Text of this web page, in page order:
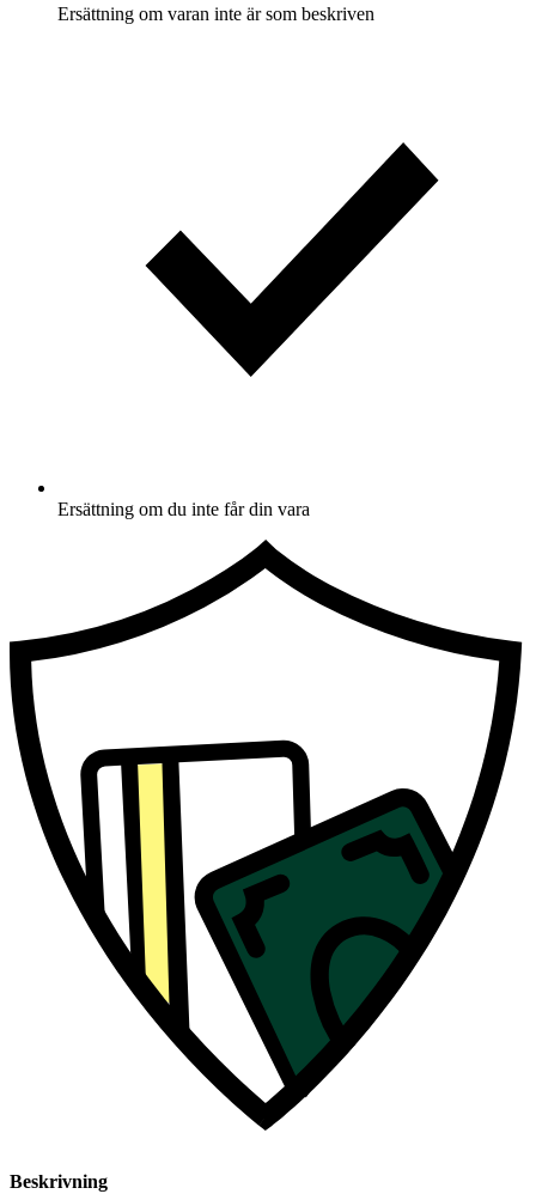
Ersättning om varan inte är som beskriven
Ersättning om du inte får din vara
Beskrivning